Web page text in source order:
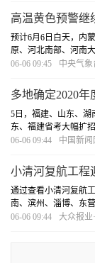
高温黄色预警继
吧！
预计6月6日白天，内
原、河北南部、河南
海南岛中北部等地最
06-06 09:45 中央气象
多地确定2020
5日，福建、山东、湖
东、福建省考大幅扩
2020年度国考，计划
06-06 09:44 中国新闻
小清河复航工程
什么？
通过查看小清河复航
南、滨州、淄博、东
深入我省内陆腹地的
06-06 09:44 大众报业